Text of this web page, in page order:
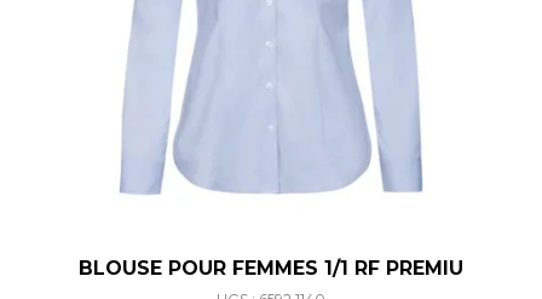
BLOUSE POUR FEMMES 1/1 RF PREMIU